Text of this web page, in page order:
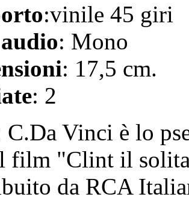
:vinile 45 giri
: Mono
: 17,5 cm.
: 2
C.Da Vinci è lo
film "Clint il
da RCA